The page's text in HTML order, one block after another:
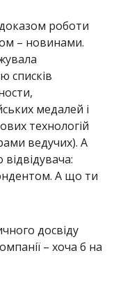
роботи
– новинами.
списків
медалей і
технологій
ведучих). А
А що ти
досвіду
– хоча б на